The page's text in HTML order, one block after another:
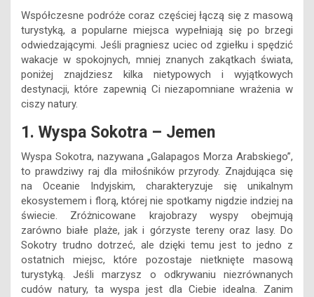
Współczesne podróże coraz częściej łączą się z masową
turystyką, a popularne miejsca wypełniają się po brzegi
odwiedzającymi. Jeśli pragniesz uciec od zgiełku i spędzić
wakacje w spokojnych, mniej znanych zakątkach świata,
poniżej znajdziesz kilka nietypowych i wyjątkowych
destynacji, które zapewnią Ci niezapomniane wrażenia w
ciszy natury.
1. Wyspa Sokotra – Jemen
Wyspa Sokotra, nazywana „Galapagos Morza Arabskiego”,
to prawdziwy raj dla miłośników przyrody. Znajdująca się
na Oceanie Indyjskim, charakteryzuje się unikalnym
ekosystemem i florą, której nie spotkamy nigdzie indziej na
świecie. Zróżnicowane krajobrazy wyspy obejmują
zarówno białe plaże, jak i górzyste tereny oraz lasy. Do
Sokotry trudno dotrzeć, ale dzięki temu jest to jedno z
ostatnich miejsc, które pozostaje nietknięte masową
turystyką. Jeśli marzysz o odkrywaniu niezrównanych
cudów natury, ta wyspa jest dla Ciebie idealna. Zanim